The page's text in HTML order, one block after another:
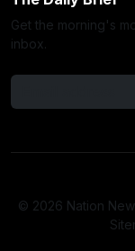
Get the morning's
inbox.
© 2026 Nation